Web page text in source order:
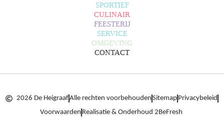
SPORTIEF
CULINAIR
FEESTERIJ
SERVICE
OMGEVING
CONTACT
2026 De HeigraafAlle rechten voorbehouden Sitemap Privacybeleid
Voorwaarden Realisatie & Onderhoud 2BeFresh